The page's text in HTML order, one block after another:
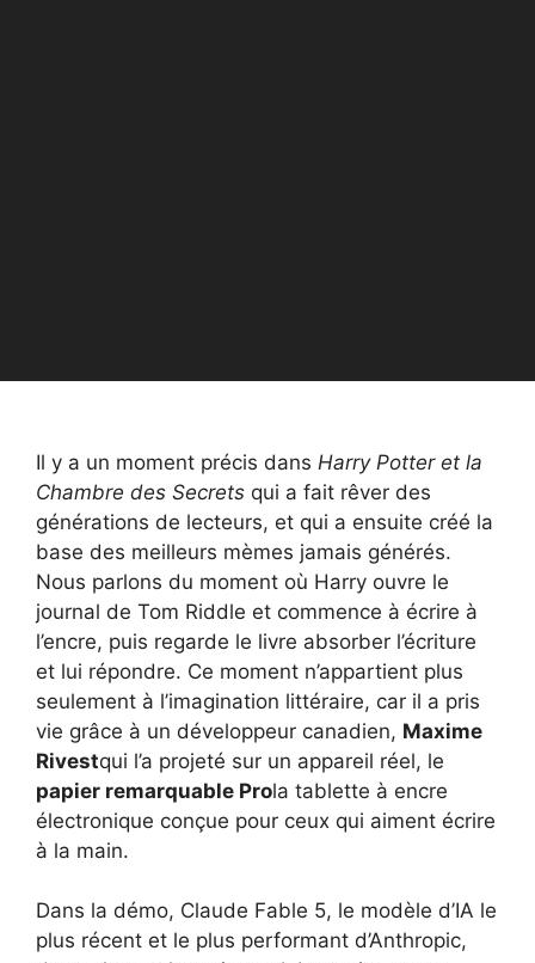
Il y a un moment précis dans Harry Potter et la
Chambre des Secrets qui a fait rêver des
générations de lecteurs, et qui a ensuite créé la
base des meilleurs mèmes jamais générés.
Nous parlons du moment où Harry ouvre le
journal de Tom Riddle et commence à écrire à
l’encre, puis regarde le livre absorber l’écriture
et lui répondre. Ce moment n’appartient plus
seulement à l’imagination littéraire, car il a pris
vie grâce à un développeur canadien, Maxime
Rivestqui l’a projeté sur un appareil réel, le
papier remarquable Prola tablette à encre
électronique conçue pour ceux qui aiment écrire
à la main.
Dans la démo, Claude Fable 5, le modèle d’IA le
plus récent et le plus performant d’Anthropic,